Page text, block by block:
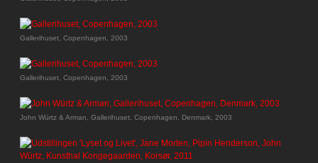
Gallerihuset, Copenhagen, 2003
Gallerihuset, Copenhagen, 2003
John Würtz & Arman, Gallerihuset, Copenhagen, Denmark, 2003